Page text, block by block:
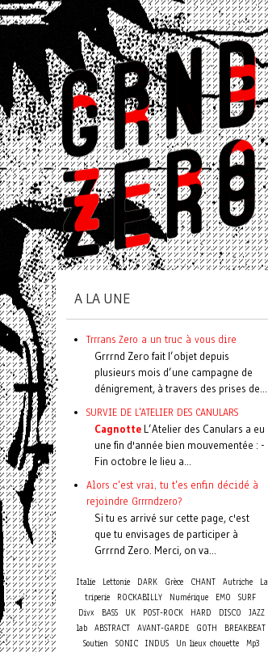
A LA UNE
Trrrans Zero a un truc à vous dire
Grrrnd Zero fait l’objet depuis
plusieurs mois d’une campagne de
dénigrement, à travers des prises de...
SURVIE DE L'ATELIER DES CANULARS
Cagnotte L’Atelier des Canulars a eu
une fin d'année bien mouvementée : -
Fin octobre le lieu a...
Alors c'est vrai, tu t'es enfin décidé à
rejoindre Grrrndzero?
Si tu es arrivé sur cette page, c'est
que tu envisages de participer à
Grrrnd Zero. Merci, on va...
Italie Lettonie DARK Grèce CHANT Autriche
La
triperie
ROCKABILLY Numérique EMO
SURF
Divx
BASS UK POST-ROCK HARD DISCO
JAZZ
lab ABSTRACT AVANT-GARDE GOTH
BREAKBEAT
Soutien
SONIC INDUS Un lieux chouette Mp3